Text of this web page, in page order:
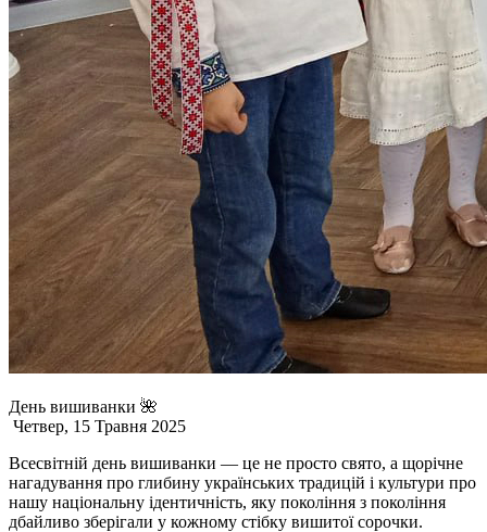
День вишиванки 🌺
Четвер, 15 Травня 2025
Всесвітній день вишиванки — це не просто свято, а щорічне
нагадування про глибину українських традицій і культури про
нашу національну ідентичність, яку покоління з покоління
дбайливо зберігали у кожному стібку вишитої сорочки.